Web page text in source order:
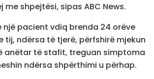
me shpejtësi, sipas ABC News.
një pacient vdiq brenda 24 orëve
tij, ndërsa të tjerë, përfshirë mjekun
anëtar të stafit, treguan simptoma
ndërsa shpërthimi u përhap.